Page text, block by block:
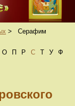
>
Серафим
О П Р С Т У Ф